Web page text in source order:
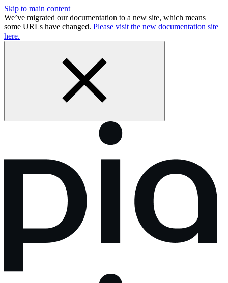
Skip to main content
We’ve migrated our documentation to a new site, which means
some URLs have changed. Please visit the new documentation site
here.